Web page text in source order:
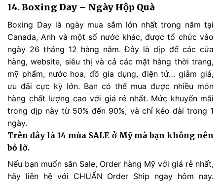
14. Boxing Day – Ngày Hộp Quà
Boxing Day là ngày mua sắm lớn nhất trong năm tại
Canada, Anh và một số nước khác, được tổ chức vào
ngày 26 tháng 12 hàng năm. Đây là dịp để các cửa
hàng, website, siêu thị và cả các mặt hàng thời trang,
mỹ phẩm, nước hoa, đồ gia dụng, điện tử… giảm giá,
ưu đãi cực kỳ lớn. Bạn có thể mua được nhiều món
hàng chất lượng cao với giá rẻ nhất. Mức khuyến mãi
trong dịp này từ 50% đến 90%, và chỉ kéo dài trong 1
ngày.
Trên đây là 14 mùa SALE ở Mỹ mà bạn không nên
bỏ lỡ.
Nếu bạn muốn săn Sale, Order hàng Mỹ với giá rẻ nhất,
hãy liên hệ với CHUẨN Order Ship ngay hôm nay.